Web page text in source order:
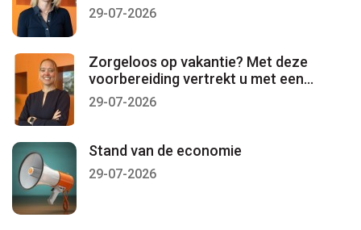
29-07-2026
Zorgeloos op vakantie? Met deze
voorbereiding vertrekt u met een
gerust gevoel
29-07-2026
Stand van de economie
29-07-2026